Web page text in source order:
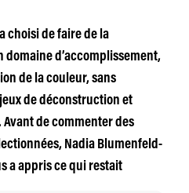
choisi de faire de la
domaine d’accomplissement,
de la couleur, sans
de déconstruction et
de commenter des
Nadia Blumenfeld-
a appris ce qui restait